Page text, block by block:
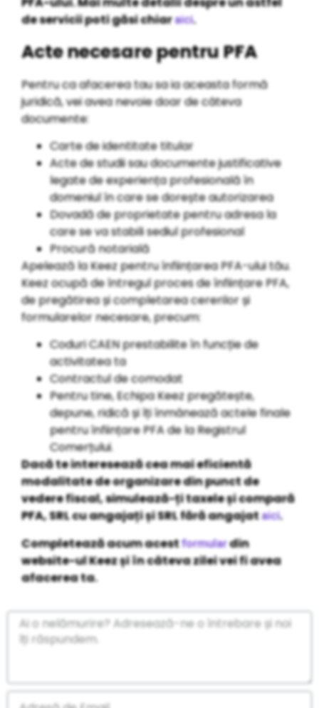
de servicii poti găsi chiaraici.
Acte necesare pentru PFA
Pentru ca afacerea tau sa ia aceasta formă
juridică, vei avea nevoie doar de câteva
documente:
Carte de identitate titular
Acte de studii sau documente justificative
legate de experiența profesională în
domeniul în care se dorește autorizarea
Dovadă de proprietate pentru adresa la
care se va stabili sediul profesional
Procură notarială
Apelează la Keez pentru înființarea PFA-ului tău.
Keez ocupă de întregul proces de înființare PFA,
de pregătirea și completarea cererilor și
formularelor necesare, precum:
Coduri CAEN prestabilite în funcție de
activitatea ta
Contractul de comodat
Pentru tine, Echipa Keez pregătește,
depune, ridică și îți înmânează actele finale
pentru înființare PFA de la Registrul
Comerțului.
Dacă te interesează cea mai eficientă
modalitate de organizare din punct de
vedere fiscal, simulează-ți taxele și compară
PFA, SRL cu angajați și SRL fără angajataici.
Completează acum acestformulardin
website-ul Keez și în câteva zilei vei fi avea
afacerea ta.